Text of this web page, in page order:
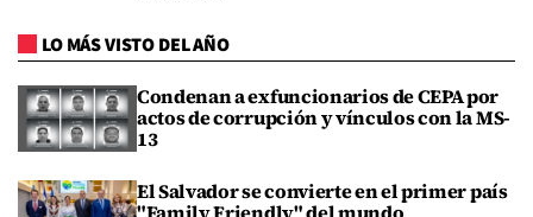
LO MÁS VISTO DEL AÑO
Condenan a exfuncionarios de CEPA por
actos de corrupción y vínculos con la MS-
13
El Salvador se convierte en el primer país